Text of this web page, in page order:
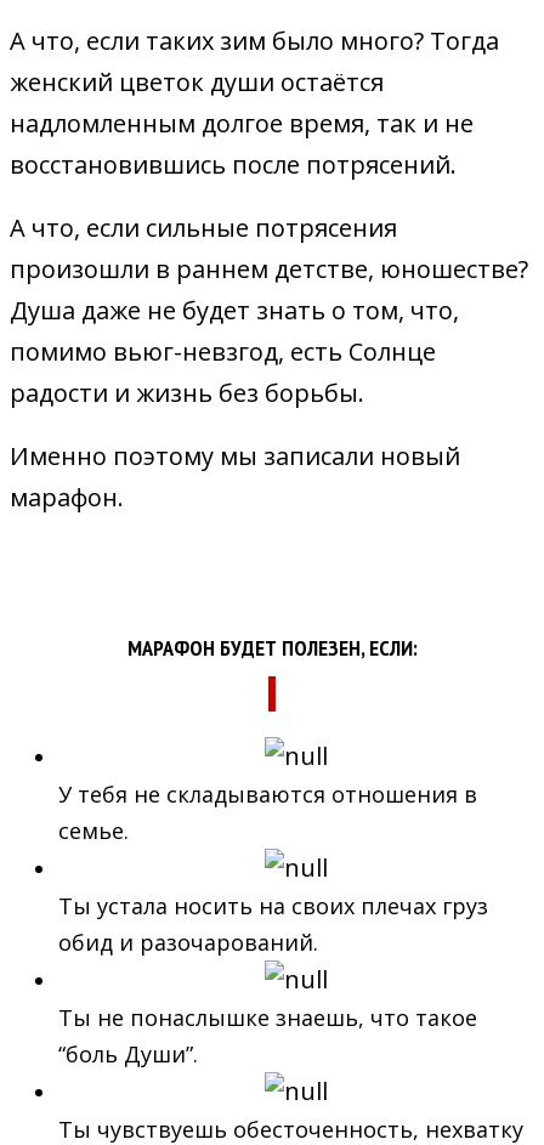
А что, если таких зим было много? Тогда
женский цветок души остаётся
надломленным долгое время, так и не
восстановившись после потрясений.
А что, если сильные потрясения
произошли в раннем детстве, юношестве?
Душа даже не будет знать о том, что,
помимо вьюг-невзгод, есть Солнце
радости и жизнь без борьбы.
Именно поэтому мы записали новый
марафон.
МАРАФОН БУДЕТ ПОЛЕЗЕН, ЕСЛИ:
У тебя не складываются отношения в
семье.
Ты устала носить на своих плечах груз
обид и разочарований.
Ты не понаслышке знаешь, что такое
“боль Души”.
Ты чувствуешь обесточенность, нехватку